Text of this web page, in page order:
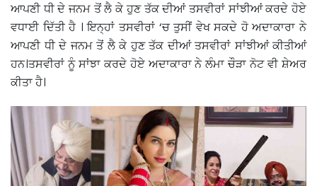
ਆਪਣੀ ਧੀ ਦੇ ਜਨਮ ਤੋਂ ਲੈ ਕੇ ਹੁਣ ਤੱਕ ਦੀਆਂ ਤਸਵੀਰਾਂ ਸਾਂਝੀਆਂ ਕਰਦੇ ਹੋਏ
ਵਧਾਈ ਦਿੱਤੀ ਹੈ । ਇਨ੍ਹਾਂ ਤਸਵੀਰਾਂ ‘ਚ ਤੁਸੀਂ ਵੇਖ ਸਕਦੇ ਹੋ ਅਦਾਕਾਰਾ ਨੇ
ਆਪਣੀ ਧੀ ਦੇ ਜਨਮ ਤੋਂ ਲੈ ਕੇ ਹੁਣ ਤੱਕ ਦੀਆਂ ਤਸਵੀਰਾਂ ਸਾਂਝੀਆਂ ਕੀਤੀਆਂ
ਹਨ।ਤਸਵੀਰਾਂ ਨੂੰ ਸਾਂਝਾ ਕਰਦੇ ਹੋਏ ਅਦਾਕਾਰਾ ਨੇ ਲੰਮਾ ਚੌੜਾ ਨੋਟ ਵੀ ਸ਼ੇਅਰ
ਕੀਤਾ ਹੈ।